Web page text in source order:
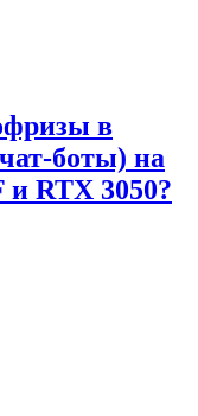
в
боты) на
и RTX 3050?